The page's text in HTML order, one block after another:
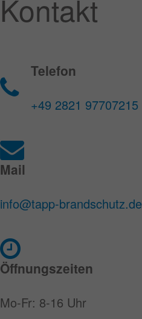
Kontakt
Telefon
+49 2821 97707215
Mail
info@tapp-brandschutz.de
Öffnungszeiten
Mo-Fr: 8-16 Uhr